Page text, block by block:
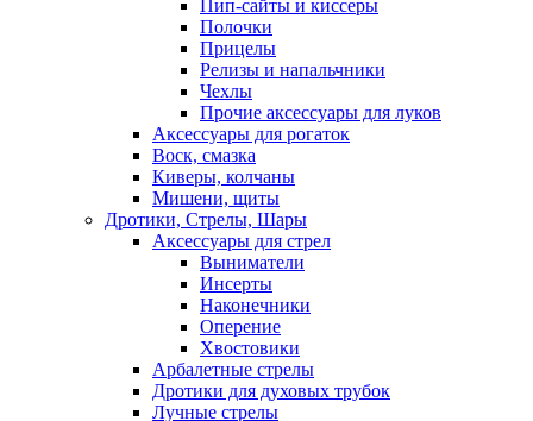
Пип-сайты и киссеры
Полочки
Прицелы
Релизы и напальчники
Чехлы
Прочие аксессуары для луков
Аксессуары для рогаток
Воск, смазка
Киверы, колчаны
Мишени, щиты
Дротики, Стрелы, Шары
Аксессуары для стрел
Выниматели
Инсерты
Наконечники
Оперение
Хвостовики
Арбалетные стрелы
Дротики для духовых трубок
Лучные стрелы